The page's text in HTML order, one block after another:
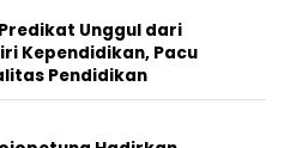
Predikat Unggul dari
Kependidikan, Pacu
Pendidikan